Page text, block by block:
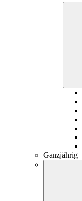
Ganzjährig